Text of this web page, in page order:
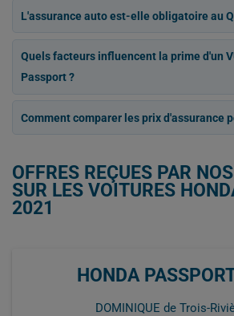
L'assurance auto est-elle obligatoire au
Quels facteurs influencent la prime d'un
Passport ?
Comment comparer les prix d'assurance
OFFRES REÇUES PAR
SUR LES VOITURES
2021
HONDA
DOMINIQUE de Trois-